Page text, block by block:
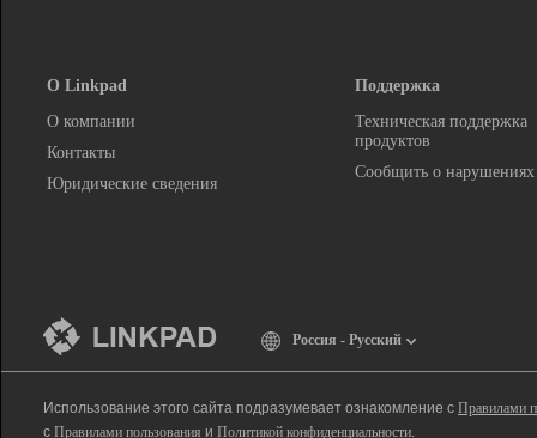
О Linkpad
О компании
Контакты
Юридические сведения
Поддержка
Техническая поддержка
продуктов
Сообщить о нарушениях
Россия - Русский
Использование этого сайта подразумевает ознакомление с Правилами
с Правилами пользования и Политикой конфиденциальности.